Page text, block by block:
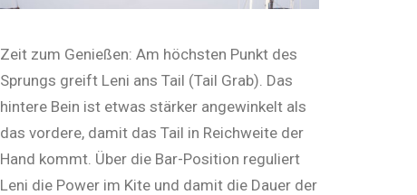
Zeit zum Genießen: Am höchsten Punkt des
Sprungs greift Leni ans Tail (Tail Grab). Das
hintere Bein ist etwas stärker ange­winkelt als
das vordere, damit das Tail in Reichweite der
Hand kommt. Über die Bar-Position reguliert
Leni die Power im Kite und da­mit die Dauer der